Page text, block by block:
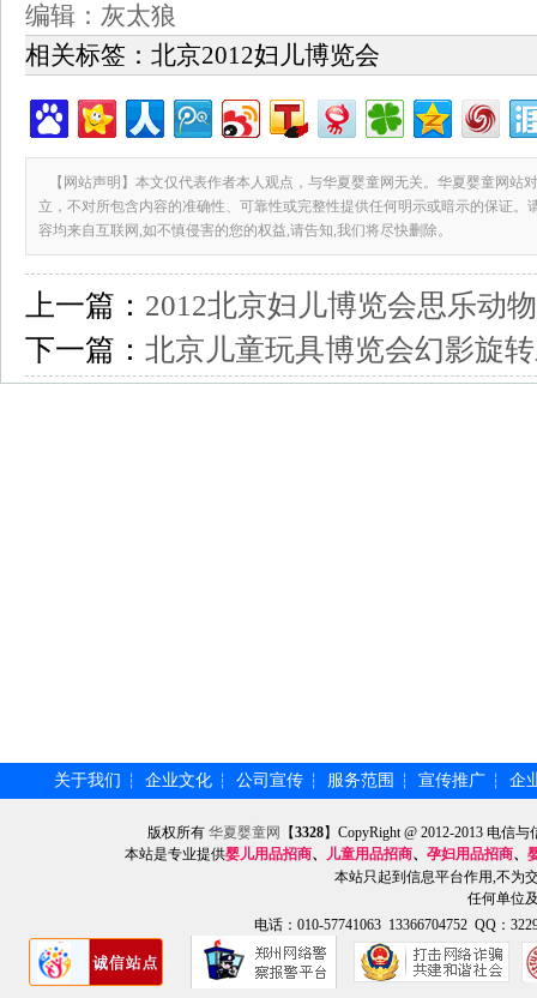
编辑：灰太狼
相关标签： 北京2012妇儿博览会
【网站声明】本文仅代表作者本人观点，与华夏婴童网无关。华夏婴童网站
立，不对所包含内容的准确性、可靠性或完整性提供任何明示或暗示的保证。
容均来自互联网,如不慎侵害的您的权益,请告知,我们将尽快删除。
上一篇： 2012北京妇儿博览会思乐动
下一篇： 北京儿童玩具博览会幻影旋
关于我们 ┆ 企业文化 ┆ 公司宣传 ┆ 服务范围 ┆ 宣传推广 ┆ 企
版权所有华夏婴童网 【3328】CopyRight @ 2012-2013 电信
本站是专业提供婴儿用品招商、 儿童用品招商、 孕妇用品招商、
本站只起到信息平台作用,不为
任何单位
电话：010-57741063 13366704752 QQ：